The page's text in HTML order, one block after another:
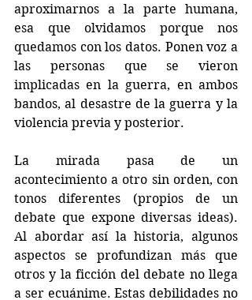
aproximarnos a la parte humana,
esa que olvidamos porque nos
quedamos con los datos. Ponen voz a
las personas que se vieron
implicadas en la guerra, en ambos
bandos, al desastre de la guerra y la
violencia previa y posterior.
La mirada pasa de un
acontecimiento a otro sin orden, con
tonos diferentes (propios de un
debate que expone diversas ideas).
Al abordar así la historia, algunos
aspectos se profundizan más que
otros y la ficción del debate no llega
a ser ecuánime. Estas debilidades no